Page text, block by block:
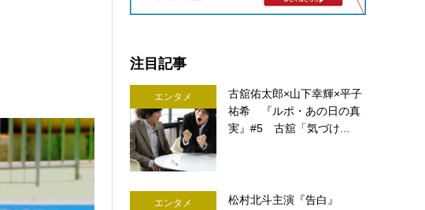
注目記事
エンタメ
古舘佑太郎×山下幸輝×平子
祐希 『ルポ・あの日の真
実』#5 古舘「気づけ...
エンタメ
松村北斗主演『告白』